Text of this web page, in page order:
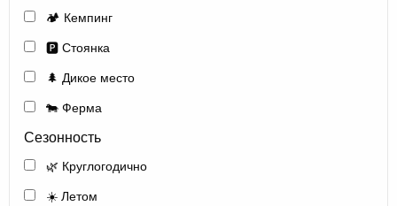
🏕️ Кемпинг
🅿️ Стоянка
🌲 Дикое место
🐄 Ферма
Сезонность
🌿 Круглогодично
☀️ Летом